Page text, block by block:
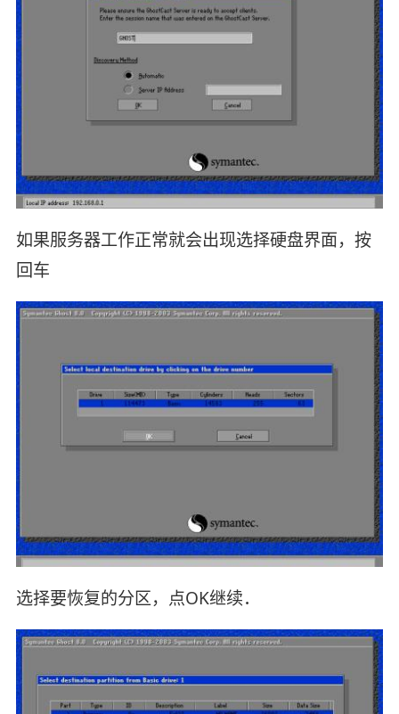
如果服务器工作正常就会出现选择硬盘界面，按
回车
选择要恢复的分区，点OK继续．